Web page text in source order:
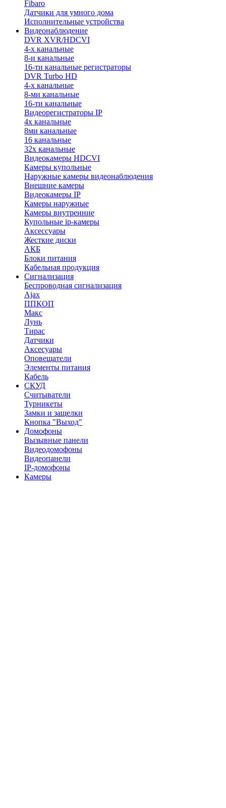
Fibaro
Датчики для умного дома
Исполнительные устройства
Видеонаблюдение
DVR XVR/HDCVI
4-x канальные
8-и канальные
16-ти канальные регистраторы
DVR Turbo HD
4-х канальные
8-ми канальные
16-ти канальные
Видеорегистраторы IP
4х канальные
8ми канальные
16 канальные
32x канальные
Видеокамеры HDCVI
Камеры купольные
Наружные камеры видеонаблюдения
Внешние камеры
Видеокамеры IP
Камеры наружные
Камеры внутренние
Купольные ip-камеры
Аксессуары
Жесткие диски
АКБ
Блоки питания
Кабельная продукция
Сигнализация
Беспроводная сигнализация
Ajax
ППКОП
Макс
Лунь
Тирас
Датчики
Аксесуары
Оповещатели
Элементы питания
Кабель
СКУД
Считыватели
Турникеты
Замки и защелки
Кнопка "Выход"
Домофоны
Вызывные панели
Видеодомофоны
Видеопанели
IP-домофоны
Камеры